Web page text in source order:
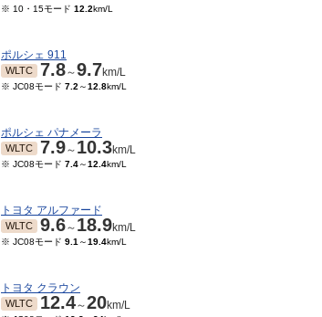
1992/10～1993/09
※ 10・15モード 12.2km/L
ポルシェ 911
WLTC 7.8～9.7km/L
※ JC08モード 7.2 ～12.8km/L
ポルシェ パナメーラ
WLTC 7.9～ 10.3km/L
※ JC08モード 7.4～12.4km/L
トヨタ アルファード
WLTC 9.6～ 18.9km/L
※ JC08モード 9.1 ～19.4km/L
トヨタ クラウン
WLTC 12.4～20km/L